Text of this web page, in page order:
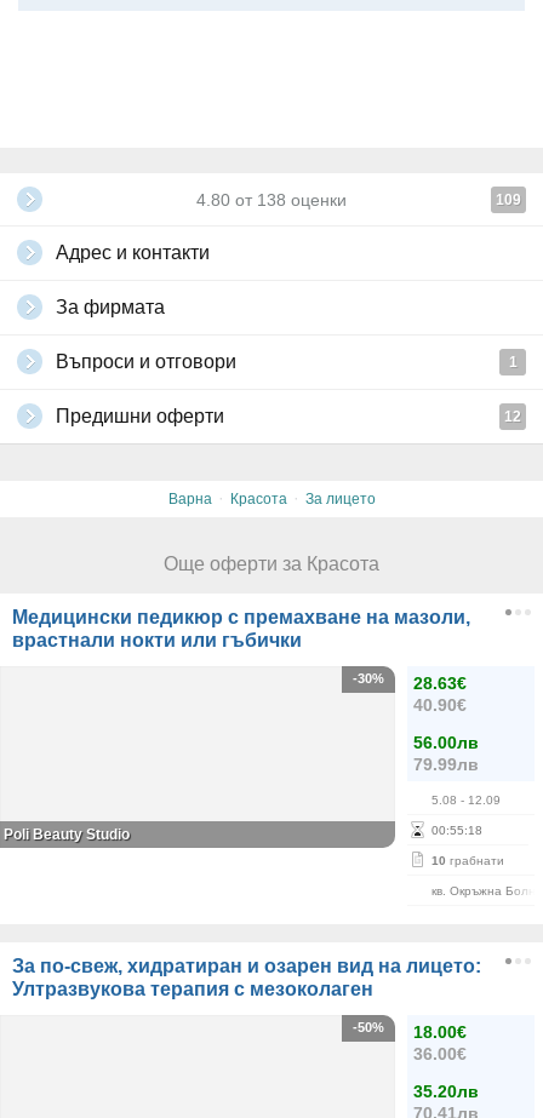
4.80 от 138 оценки 109
Адрес и контакти
За фирмата
Въпроси и отговори 1
Предишни оферти 12
Варна · Красота · За лицето
Още оферти за Красота
Медицински педикюр с премахване на мазоли,
врастнали нокти или гъбички
28.63€
40.90€
56.00лв
79.99лв
5.08 - 12.09
00:55:18
10 грабнати
кв. Окръжна
-30%
Poli Beauty Studio
За по-свеж, хидратиран и озарен вид на лицето:
Ултразвукова терапия с мезоколаген
18.00€
36.00€
35.20лв
70.41лв
-50%